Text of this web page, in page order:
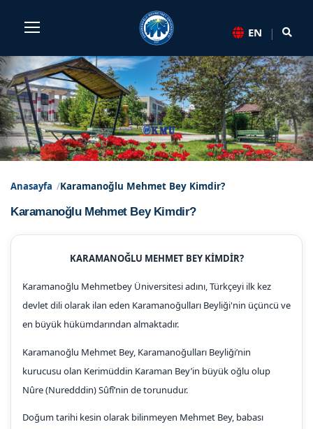
Sayfa kısayolları: Alt+1 Haberler, Alt+2 Etkinlikler, Alt+3
EN |
Karamanoğlu Mehmet Bey
Anasayfa Karamanoğlu Mehmet Bey Kimdir?
Karamanoğlu Mehmet Bey Kimdir?
KARAMANOĞLU MEHMET BEY KİMDİR?
Karamanoğlu Mehmetbey Üniversitesi adını, Türkçeyi ilk kez
devlet dili olarak ilan eden Karamanoğulları Beyliği'nin üçüncü ve
en büyük hükümdarından almaktadır.
Karamanoğlu Mehmet Bey, Karamanoğulları Beyliği’nin
kurucusu olan Kerimüddin Karaman Bey’in büyük oğlu olup
Nûre (Nuredddin) Sûfî’nin de torunudur.
Doğum tarihi kesin olarak bilinmeyen Mehmet Bey, babası